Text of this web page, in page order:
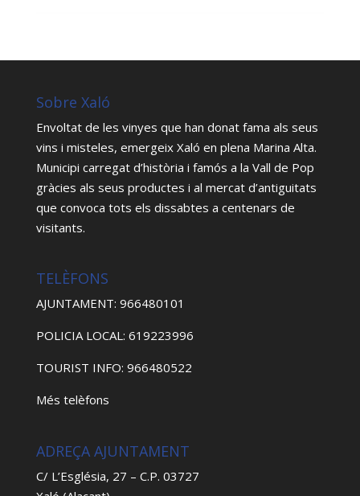
Sobre Xaló
Envoltat de les vinyes que han donat fama als seus
vins i misteles, emergeix Xaló en plena Marina Alta.
Municipi carregat d’història i famós a la Vall de Pop
gràcies als seus productes i al mercat d’antiguitats
que convoca tots els dissabtes a centenars de
visitants.
TELÈFONS
AJUNTAMENT: 966480101
POLICIA LOCAL: 619223996
TOURIST INFO: 966480522
Més telèfons
ADREÇA AJUNTAMENT
C/ L’Església, 27 – C.P. 03727